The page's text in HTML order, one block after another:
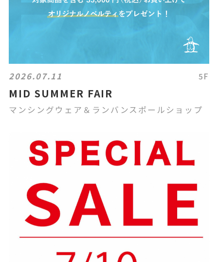
2026.07.11 5F
MID SUMMER FAIR
マンシングウェア＆ランバンスポールショップ